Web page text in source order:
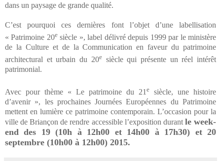
dans un paysage de grande qualité.
C’est pourquoi ces dernières font l’objet d’une labellisation
« Patrimoine 20esiècle », label délivré depuis 1999 par le ministère
de la Culture et de la Communication en faveur du patrimoine
architectural et urbain du 20esiècle qui présente un réel intérêt
patrimonial.
Avec pour thème « Le patrimoine du 21 e siècle, une histoire
d’avenir », les prochaines Journées Européennes du Patrimoine
mettent en lumière ce patrimoine contemporain. L’occasion pour la
ville de Briançon de rendre accessible l’exposition durant le week-
end des 19 (10h à 12h00 et 14h00 à 17h30) et 20
septembre (10h00 à 12h00) 2015.